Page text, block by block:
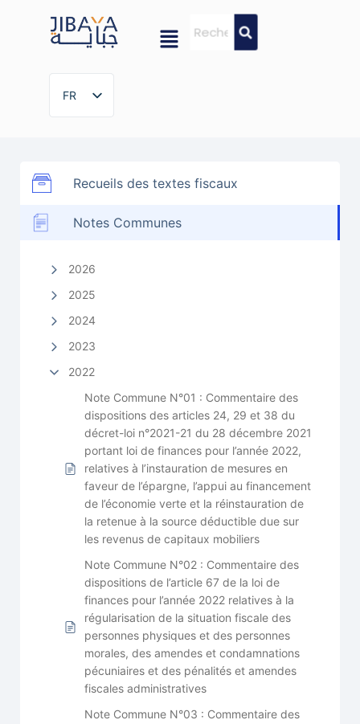
FR
FR
Recueils des textes fiscaux
Notes Communes
2026
2025
2024
2023
2022
Note Commune N°01 : Commentaire des
dispositions des articles 24, 29 et 38 du
décret-loi n°2021-21 du 28 décembre 2021
portant loi de finances pour l’année 2022,
relatives à l’instauration de mesures en
faveur de l’épargne, l’appui au financement
de l’économie verte et la réinstauration de
la retenue à la source déductible due sur
les revenus de capitaux mobiliers
Note Commune N°02 : Commentaire des
dispositions de l’article 67 de la loi de
finances pour l’année 2022 relatives à la
régularisation de la situation fiscale des
personnes physiques et des personnes
morales, des amendes et condamnations
pécuniaires et des pénalités et amendes
fiscales administratives
Note Commune N°03 : Commentaire des